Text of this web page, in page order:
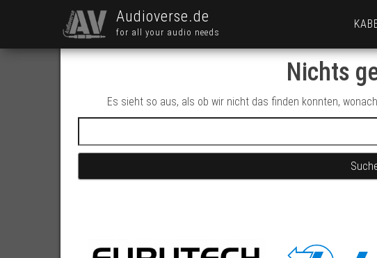
Audioverse.de
for all your audio needs
Nichts
Es sieht so aus, als ob wir nicht das finden konnten,